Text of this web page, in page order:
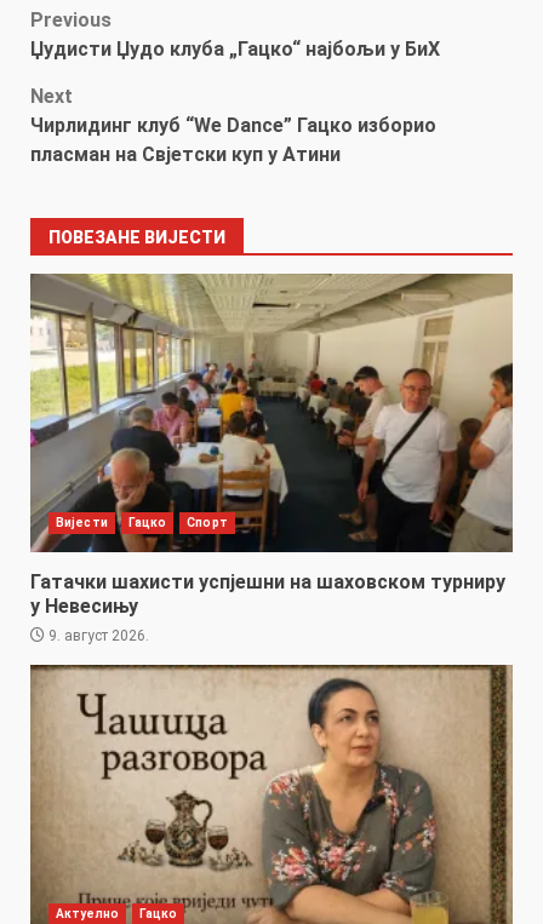
Post
Previous
Џудисти Џудо клуба „Гацко“ најбољи у БиХ
Next
Чирлидинг клуб “Wе Dance” Гацко изборио
пласман на Свјетски куп у Атини
ПОВЕЗАНЕ ВИЈЕСТИ
Вијести Гацко Спорт
Гатачки шахисти успјешни на шаховском турниру
у Невесињу
9. август 2026.
Актуелно Гацко